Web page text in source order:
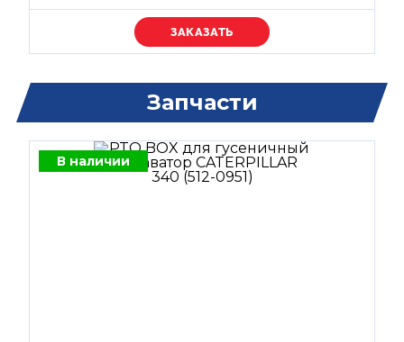
Уточняйте цену
Запчасти
В наличии